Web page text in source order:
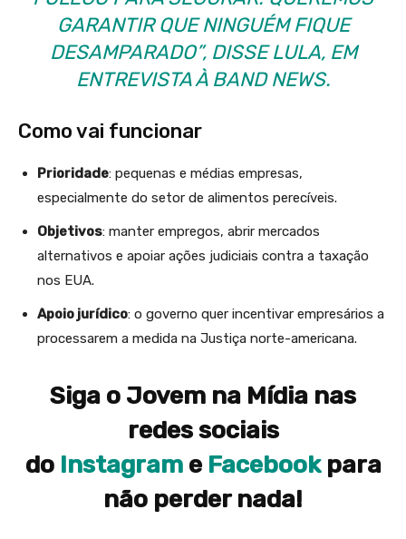
GARANTIR QUE NINGUÉM FIQUE
DESAMPARADO”, DISSE LULA, EM
ENTREVISTA À BAND NEWS.
Como vai funcionar
Prioridade: pequenas e médias empresas,
especialmente do setor de alimentos perecíveis.
Objetivos: manter empregos, abrir mercados
alternativos e apoiar ações judiciais contra a taxação
nos EUA.
Apoio jurídico: o governo quer incentivar empresários a
processarem a medida na Justiça norte-americana.
Siga o Jovem na Mídia nas
redes sociais
do Instagram e Facebookpara
não perder nada!